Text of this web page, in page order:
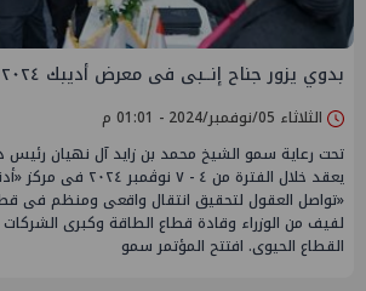
بدوي يزور جناح إنــبى فى معرض أديبك ٢٠٢٤
الثلاثاء 05/نوفمبر/2024 - 01:01 م
تحت رعاية سمو الشيخ محمد بن زايد آل نهيان رئيس
يعقد خلال الفترة من ٤ -
«تواصل العقول لتحقيق انتقال واقعى ومنظم فى
لفيف من الوزراء وقادة قطاع الطاقة وكبرى
القطاع الحيوى. افتتح المؤتمر سمو